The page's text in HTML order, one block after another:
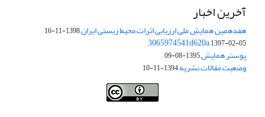
آخرین اخبار
هفدهمین همایش ملی ارزیابی اثرات محیط زیستی ایران1398-11-16
3065974541d620a1397-02-05
پوستر همایش1395-08-09
وضعیت مقالات نشریه1394-11-10